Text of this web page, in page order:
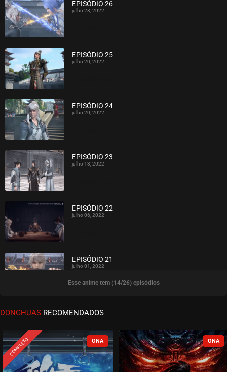
EPISÓDIO 26
julho 28, 2022
EPISÓDIO 25
julho 20, 2022
EPISÓDIO 24
julho 20, 2022
EPISÓDIO 23
julho 13, 2022
EPISÓDIO 22
julho 06, 2022
ASSISTIDO
EPISÓDIO 21
julho 01, 2022
ASSISTIDO
EPISÓDIO 20
EPISÓDIO 19
junho 22, 2022
Esse anime tem (14/26) episódios
DONGHUAS RECOMENDADOS
COMPLETO